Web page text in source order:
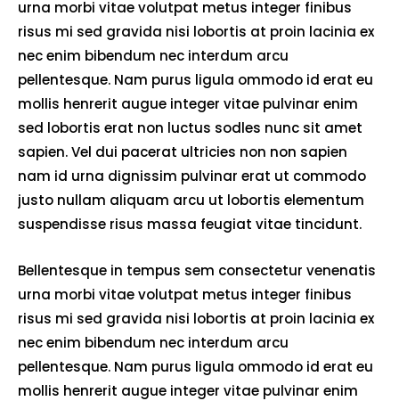
urna morbi vitae volutpat metus integer finibus
risus mi sed gravida nisi lobortis at proin lacinia ex
nec enim bibendum nec interdum arcu
pellentesque. Nam purus ligula ommodo id erat eu
mollis henrerit augue integer vitae pulvinar enim
sed lobortis erat non luctus sodles nunc sit amet
sapien. Vel dui pacerat ultricies non non sapien
nam id urna dignissim pulvinar erat ut commodo
justo nullam aliquam arcu ut lobortis elementum
suspendisse risus massa feugiat vitae tincidunt.
Bellentesque in tempus sem consectetur venenatis
urna morbi vitae volutpat metus integer finibus
risus mi sed gravida nisi lobortis at proin lacinia ex
nec enim bibendum nec interdum arcu
pellentesque. Nam purus ligula ommodo id erat eu
mollis henrerit augue integer vitae pulvinar enim